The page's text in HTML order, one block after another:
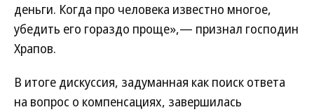
деньги. Когда про человека известно многое,
убедить его гораздо проще»,— признал господин
Храпов.
В итоге дискуссия, задуманная как поиск ответа
на вопрос о компенсациях, завершилась